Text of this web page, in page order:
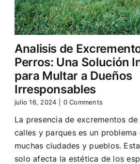
Analisis de
Perros: Una Solución
para Multar a Dueños
Irresponsables
julio 16, 2024 0 Comments
La presencia de excrementos
calles y parques es un problema
muchas ciudades y pueblos.
solo afecta la estética de los